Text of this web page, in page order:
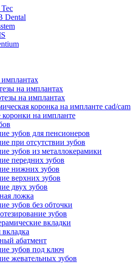
Dental
на имплантах
на имплантах
коронка на импланте cad/cam
на импланте
зубов для пенсионеров
при отсутствии зубов
зубов из металлокерамики
передних зубов
нижних зубов
верхних зубов
двух зубов
ложка
зубов без обточки
зубов
вкладки
абатмент
зубов под ключ
жевательных зубов